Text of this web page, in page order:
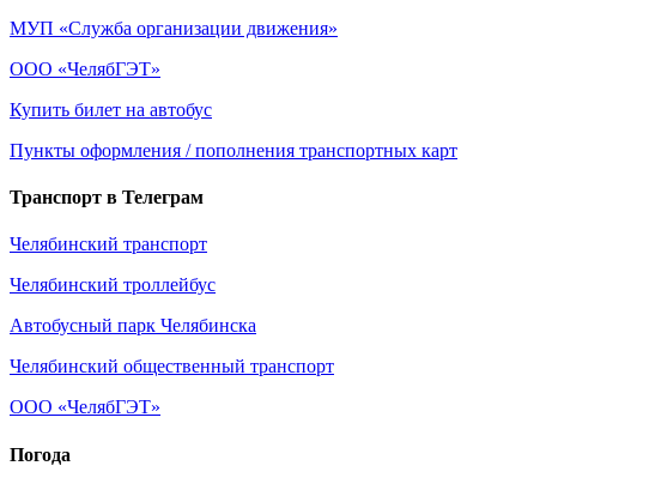
МУП «Служба организации движения»
ООО «ЧелябГЭТ»
Купить билет на автобус
Пункты оформления / пополнения транспортных карт
Транспорт в Телеграм
Челябинский транспорт
Челябинский троллейбус
Автобусный парк Челябинска
Челябинский общественный транспорт
ООО «ЧелябГЭТ»
Погода